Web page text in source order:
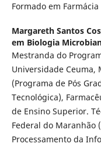
Formado em
Margareth Santos
em Biologia
Mestranda do
Universidade Ceuma,
(Programa de Pós
Tecnológica),
de Ensino Superior.
Federal do Maranhão
Processamento da